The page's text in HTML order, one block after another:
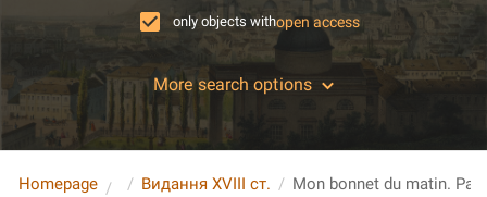
only objects withopen access
More search options
Homepage Видання XVIII ст.